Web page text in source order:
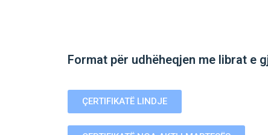
Format për udhëheqjen me librat e
ÇERTIFIKATË LINDJE